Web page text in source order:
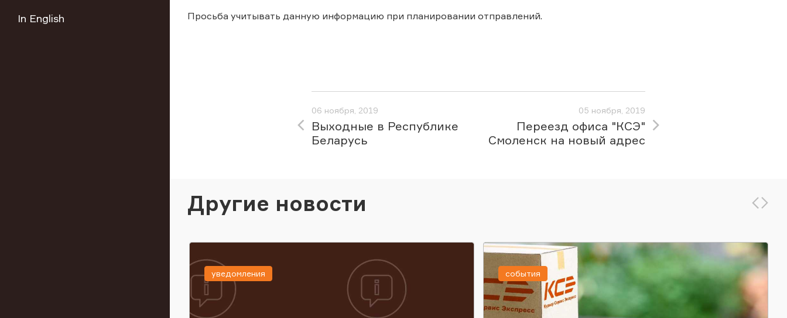
In English Просьба учитывать данную информацию при планировании отправлений.
06 ноября, 2019
Выходные в Республике
Беларусь
05 ноября, 2019
Переезд офиса "КСЭ"
Смоленск на новый адрес
Другие новости
уведомления события